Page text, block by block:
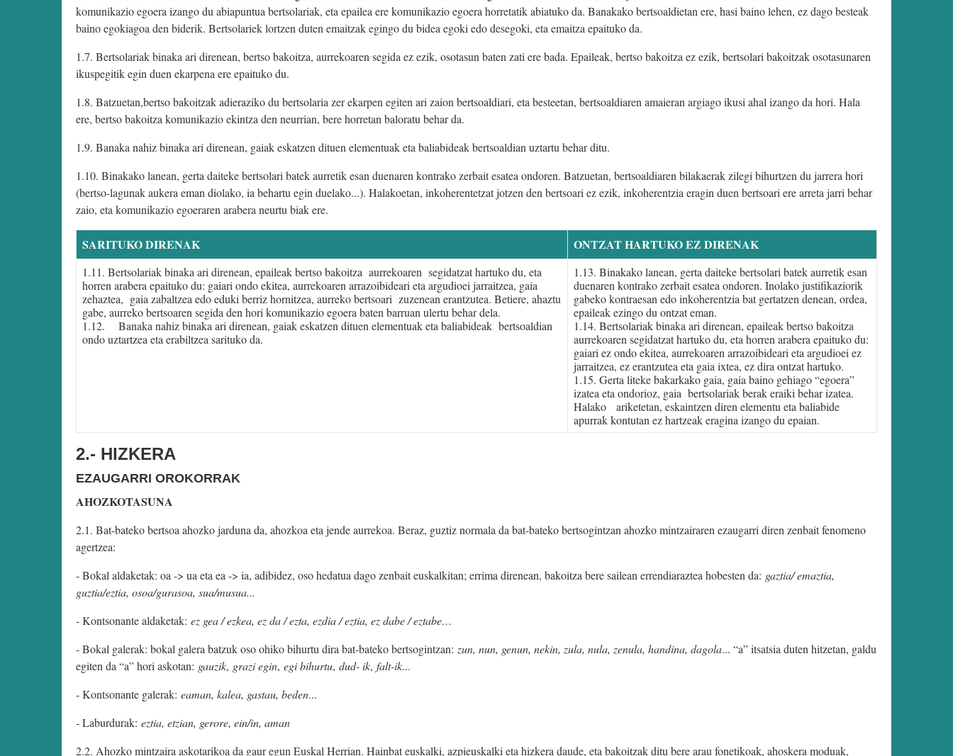
komunikazio egoera izango du abiapuntua bertsolariak, eta epailea ere komunikazio egoera horretatik abiatuko da. Banakako bertsoaldietan ere, hasi baino lehen, ez dago besteak
baino egokiagoa den biderik. Bertsolariek lortzen duten emaitzak egingo du bidea egoki edo desegoki, eta emaitza epaituko da.
1.7. Bertsolariak binaka ari direnean, bertso bakoitza, aurrekoaren segida ez ezik, osotasun baten zati ere bada. Epaileak, bertso bakoitza ez ezik, bertsolari bakoitzak osotasunaren
ikuspegitik egin duen ekarpena ere epaituko du.
1.8. Batzuetan,bertso bakoitzak adieraziko du bertsolaria zer ekarpen egiten ari zaion bertsoaldiari, eta besteetan, bertsoaldiaren amaieran argiago ikusi ahal izango da hori. Hala
ere, bertso bakoitza komunikazio ekintza den neurrian, bere horretan baloratu behar da.
1.9. Banaka nahiz binaka ari direnean, gaiak eskatzen dituen elementuak eta baliabideak bertsoaldian uztartu behar ditu.
1.10. Binakako lanean, gerta daiteke bertsolari batek aurretik esan duenaren kontrako zerbait esatea ondoren. Batzuetan, bertsoaldiaren bilakaerak zilegi bihurtzen du jarrera hori
(bertso-lagunak aukera eman diolako, ia behartu egin duelako...). Halakoetan, inkoherentetzat jotzen den bertsoari ez ezik, inkoherentzia eragin duen bertsoari ere arreta jarri behar
zaio, eta komunikazio egoeraren arabera neurtu biak ere.
SARITUKO DIRENAK ONTZAT HARTUKO EZ DIRENAK
1.11. Bertsolariak binaka ari direnean, epaileak bertso bakoitza aurrekoaren segidatzat hartuko du, eta
horren arabera epaituko du: gaiari ondo ekitea, aurrekoaren arrazoibideari eta argudioei jarraitzea, gaia
zehaztea, gaia zabaltzea edo eduki berriz hornitzea, aurreko bertsoari zuzenean erantzutea. Betiere, ahaztu
gabe, aurreko bertsoaren segida den hori komunikazio egoera baten barruan ulertu behar dela.
1.12. Banaka nahiz binaka ari direnean, gaiak eskatzen dituen elementuak eta baliabideak bertsoaldian
ondo uztartzea eta erabiltzea sarituko da.
1.13. Binakako lanean, gerta daiteke bertsolari batek aurretik esan
duenaren kontrako zerbait esatea ondoren. Inolako justifikaziorik
gabeko kontraesan edo inkoherentzia bat gertatzen denean, ordea,
epaileak ezingo du ontzat eman.
1.14. Bertsolariak binaka ari direnean, epaileak bertso bakoitza
aurrekoaren segidatzat hartuko du, eta horren arabera epaituko du:
gaiari ez ondo ekitea, aurrekoaren arrazoibideari eta argudioei ez
jarraitzea, ez erantzutea eta gaia ixtea, ez dira ontzat hartuko.
1.15. Gerta liteke bakarkako gaia, gaia baino gehiago “egoera”
izatea eta ondorioz, gaia bertsolariak berak eraiki behar izatea.
Halako ariketetan, eskaintzen diren elementu eta baliabide
apurrak kontutan ez hartzeak eragina izango du epaian.
2.- HIZKERA
EZAUGARRI OROKORRAK
AHOZKOTASUNA
2.1. Bat-bateko bertsoa ahozko jarduna da, ahozkoa eta jende aurrekoa. Beraz, guztiz normala da bat-bateko bertsogintzan ahozko mintzairaren ezaugarri diren zenbait fenomeno
agertzea:
- Bokal aldaketak: oa -> ua eta ea -> ia, adibidez, oso hedatua dago zenbait euskalkitan; errima direnean, bakoitza bere sailean errendiaraztea hobesten da: gaztia/ emaztia,
guztia/eztia, osoa/gurasoa, sua/musua...
- Kontsonante aldaketak: ez gea / ezkea, ez da / ezta, ezdia / eztia, ez dabe / eztabe…
- Bokal galerak: bokal galera batzuk oso ohiko bihurtu dira bat-bateko bertsogintzan: zun, nun, genun, nekin, zula, nula, zenula, handina, dagola... “a” itsatsia duten hitzetan, galdu
egiten da “a” hori askotan: gauzik, grazi egin, egi bihurtu, dud- ik, falt-ik...
- Kontsonante galerak: eaman, kalea, gastau, beden...
- Laburdurak: eztia, etzian, gerore, ein/in, aman
2.2. Ahozko mintzaira askotarikoa da gaur egun Euskal Herrian. Hainbat euskalki, azpieuskalki eta hizkera daude, eta bakoitzak ditu bere arau fonetikoak, ahoskera moduak,